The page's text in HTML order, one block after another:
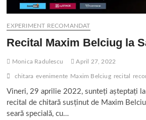
EXPERIMENT RECOMANDAT
Recital Maxim Belciug la
Monica Radulescu April 27, 2022
chitara evenimente Maxim Belciug recital
Vineri, 29 aprilie 2022, sunteți așteptați la
recital de chitară susținut de Maxim
seară specială, cu…